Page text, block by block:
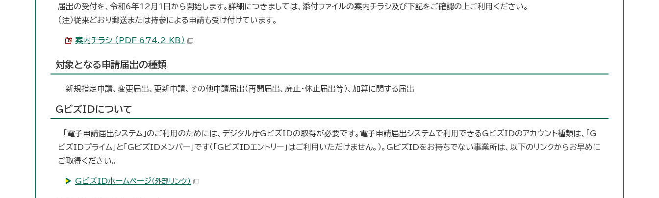
届出の受付を、令和6年12月1日から開始します。詳細につきましては、添付ファイルの案内チラシ及び下記をご確認の上ご利用ください。
（注）従来どおり郵送または持参による申請も受け付けています。
案内チラシ （PDF 674.2 KB）
対象となる申請届出の種類
新規指定申請、変更届出、更新申請、その他申請届出（再開届出、廃止・休止届出等）、加算に関する届出
GビズIDについて
「電子申請届出システム」のご利用のためには、デジタル庁GビズIDの取得が必要です。電子申請届出システムで利用できるGビズIDのアカウント種類は、「G
ビズIDプライム」と「GビズIDメンバー」です（「GビズIDエントリー」はご利用いただけません。）。GビズIDをお持ちでない事業所は、以下のリンクからお早めに
ご取得ください。
GビズIDホームページ （外部リンク）